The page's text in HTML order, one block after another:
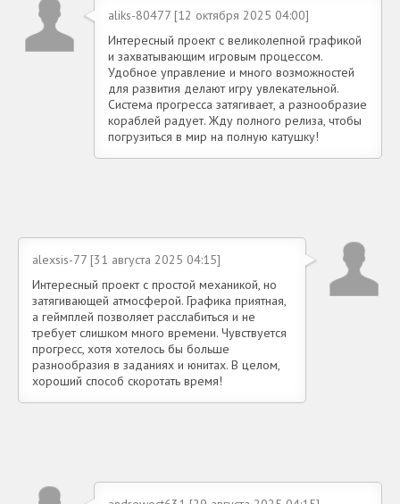
aliks-80477 [12 октября 2025 04:00]
Интересный проект с великолепной графикой
и захватывающим игровым процессом.
Удобное управление и много возможностей
для развития делают игру увлекательной.
Система прогресса затягивает, а разнообразие
кораблей радует. Жду полного релиза, чтобы
погрузиться в мир на полную катушку!
alexsis-77 [31 августа 2025 04:15]
Интересный проект с простой механикой, но
затягивающей атмосферой. Графика приятная,
а геймплей позволяет расслабиться и не
требует слишком много времени. Чувствуется
прогресс, хотя хотелось бы больше
разнообразия в заданиях и юнитах. В целом,
хороший способ скоротать время!